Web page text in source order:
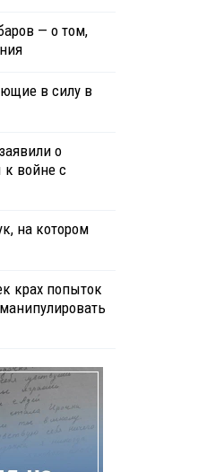
— о том,
в силу в
о
к войне с
на котором
крах попыток